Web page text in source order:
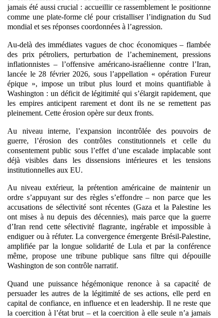
jamais été aussi crucial : accueillir ce rassemblement le positionne
comme une plate-forme clé pour cristalliser l’indignation du Sud
mondial et ses réponses coordonnées à l’agression.
Au-delà des immédiates vagues de choc économiques – flambée
des prix pétroliers, perturbation de l’acheminement, pressions
inflationnistes – l’offensive américano-israélienne contre l’Iran,
lancée le 28 février 2026, sous l’appellation « opération Fureur
épique », impose un tribut plus lourd et moins quantifiable à
Washington : un déficit de légitimité qui s’élargit rapidement, que
les empires anticipent rarement et dont ils ne se remettent pas
pleinement. Cette érosion opère sur deux fronts.
Au niveau interne,l’expansion incontrôlée des pouvoirs de
guerre, l’érosion des contrôles constitutionnels et celle du
consentement public sous l’effet d’une escalade implacablesont
déjà visibles dans les dissensions intérieures et les tensions
institutionnelles aux EU.
Au niveau extérieur, la prétention américaine de maintenir un
ordre s’appuyant sur des règles s’effondre– non parce que les
accusations de sélectivité sont récentes (Gaza et la Palestine les
ont mises à nu depuis des décennies), mais parce que la guerre
d’Iran rend cette sélectivité flagrante, ingérable et impossible à
endiguer ou à réfuter. La convergence émergente Brésil-Palestine,
amplifiée par la longue solidarité de Lula et par la conférence
même, propose une tribune publique sans filtre qui dépouille
Washington de son contrôle narratif.
Quand une puissance hégémonique renonce à sa capacité de
persuader les autres de la légitimité de ses actions, elle perd en
capital de confiance, en influence et en leadership. Il ne reste que
la coercition à l’état brut – et la coercition à elle seule n’a jamais